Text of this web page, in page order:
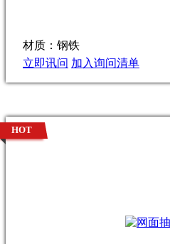
材质：钢铁
立即讯问 加入询问清单
HOT